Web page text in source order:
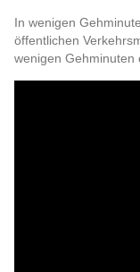
In wenigen
öffentlichen
wenigen Gehminuten